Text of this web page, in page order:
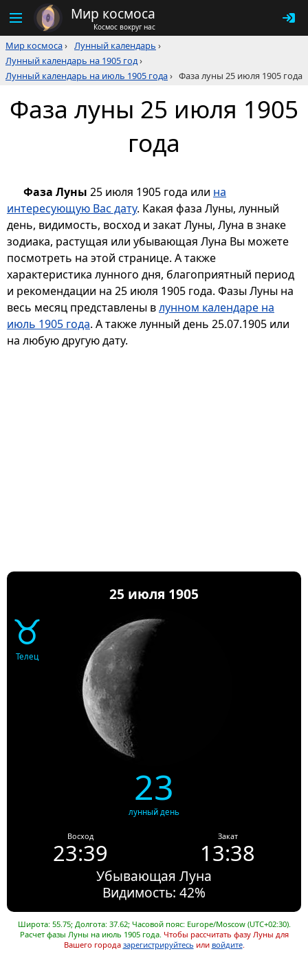
Мир космоса
Космос вокруг нас
Мир космоса› Лунный календарь ›
Лунный календарь на 1905 год›
Лунный календарь на июль 1905 года› Фаза луны 25 июля 1905 года
Фаза луны 25 июля 1905
года
Фаза Луны 25 июля 1905 года или на
интересующую Вас дату. Какая фаза Луны, лунный
день, видимость, восход и закат Луны, Луна в знаке
зодиака, растущая или убывающая Луна Вы можете
посмотреть на этой странице. А также
характеристика лунного дня, благоприятный период
и рекомендации на 25 июля 1905 года. Фазы Луны на
весь месяц представлены влунном календаре на
июль 1905 года. А также лунный день 25.07.1905 или
на любую другую дату.
25 июля 1905
♉
Телец
23
лунный день
Восход
23:39
Закат
13:38
Убывающая Луна
Видимость: 42%
Широта: 55.75; Долгота: 37.62; Часовой пояс: Europe/Moscow (UTC+02:30).
Расчет фазы Луны на июль 1905 года. Чтобы рассчитать фазу Луны для
Вашего города зарегистрируйтесь или войдите.